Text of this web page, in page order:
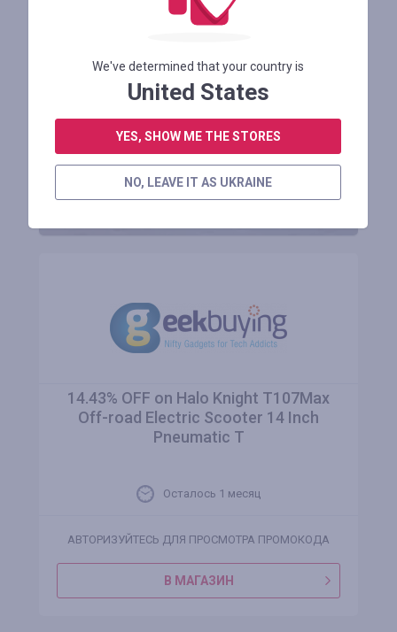
Получайте выгоду
до 50%
ЗАРЕГИСТРИРОВАТЬСЯ
14.43% OFF on Halo Knight T107Max
Off-road Electric Scooter 14 Inch
Pneumatic T
Осталось 1 месяц
АВТОРИЗУЙТЕСЬ ДЛЯ ПРОСМОТРА ПРОМОКОДА
В МАГАЗИН
We've determined that your country is
United States
YES, SHOW ME THE STORES
NO, LEAVE IT AS UKRAINE